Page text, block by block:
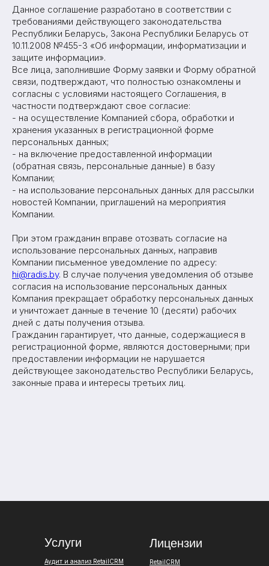
Данное соглашение разработано в соответствии с
требованиями действующего законодательства
Республики Беларусь, Закона Республики Беларусь от
10.11.2008 №455-З «Об информации, информатизации и
защите информации».
Все лица, заполнившие Форму заявки и Форму обратной
связи, подтверждают, что полностью ознакомлены и
согласны с условиями настоящего Соглашения, в
частности подтверждают свое согласие:
- на осуществление Компанией сбора, обработки и
хранения указанных в регистрационной форме
персональных данных;
- на включение предоставленной информации
(обратная связь, персональные данные) в базу
Компании;
- на использование персональных данных для рассылки
новостей Компании, приглашений на мероприятия
Компании.
При этом гражданин вправе отозвать согласие на
использование персональных данных, направив
Компании письменное уведомление по адресу:
hi@radis.by. В случае получения уведомления об отзыве
согласия на использование персональных данных
Компания прекращает обработку персональных данных
и уничтожает данные в течение 10 (десяти) рабочих
дней с даты получения отзыва.
Гражданин гарантирует, что данные, содержащиеся в
регистрационной форме, являются достоверными; при
предоставлении информации не нарушается
действующее законодательство Республики Беларусь,
законные права и интересы третьих лиц.
RetailCRM
Лицензии
Аудит и анализ RetailCRM
Услуги